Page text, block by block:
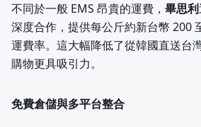
不同於一般 EMS 昂貴的運費， 畢思利
深度合作，提供每公斤約新台幣 200
運費率。這大幅降低了從韓國直送台
購物更具吸引力。
免費倉儲與多平台整合